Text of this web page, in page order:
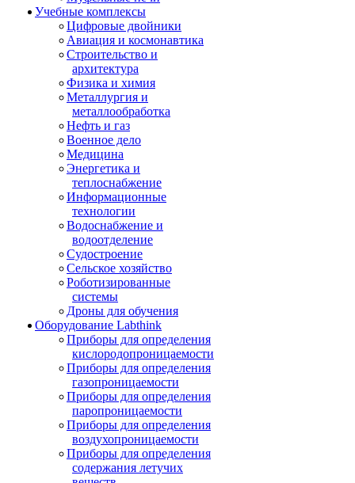
Учебные комплексы
Цифровые двойники
Авиация и космонавтика
Строительство и
архитектура
Физика и химия
Металлургия и
металлообработка
Нефть и газ
Военное дело
Медицина
Энергетика и
теплоснабжение
Информационные
технологии
Водоснабжение и
водоотделение
Судостроение
Сельское хозяйство
Роботизированные
системы
Дроны для обучения
Оборудование Labthink
Приборы для определения
кислородопроницаемости
Приборы для определения
газопроницаемости
Приборы для определения
паропроницаемости
Приборы для определения
воздухопроницаемости
Приборы для определения
содержания летучих